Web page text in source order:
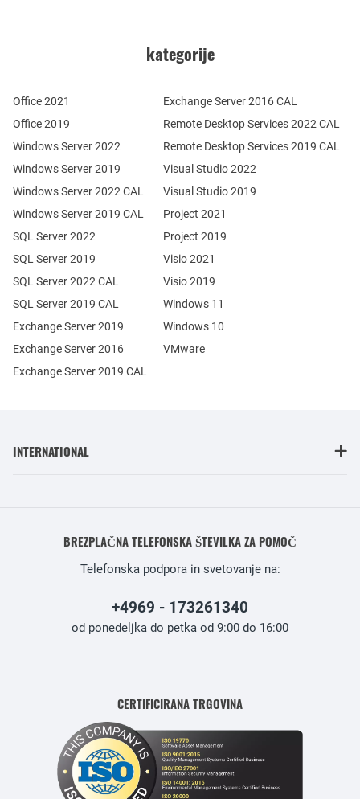
kategorije
Office 2021
Office 2019
Windows Server 2022
Windows Server 2019
Exchange Server 2019
Exchange Server 2016
SQL Server 2022
SQL Server 2019
Windows Server 2022 CAL
Windows Server 2019 CAL
SQL Server 2022 CAL
SQL Server 2019 CAL
Remote Desktop Services 2022 CAL
Remote Desktop Services 2019 CAL
Exchange Server 2019 CAL
Exchange Server 2016 CAL
Visual Studio 2022
Visual Studio 2019
Project 2021
Project 2019
Visio 2021
Visio 2019
Windows 11
Windows 10
VMware
INTERNATIONAL
BREZPLAČNA TELEFONSKA ŠTEVILKA ZA POMOČ
Telefonska podpora in svetovanje na:
+4969 - 173261340
od ponedeljka do petka od 9:00 do 16:00
CERTIFICIRANA TRGOVINA